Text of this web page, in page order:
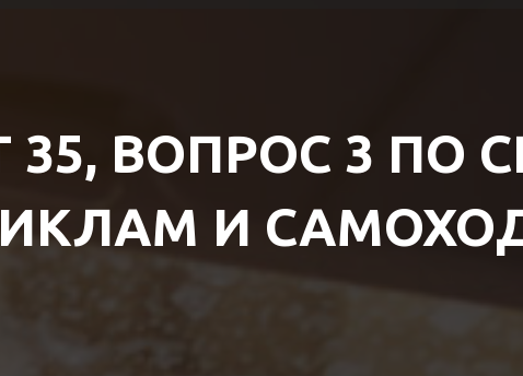
35, ВОПРОС 3 ПО
И